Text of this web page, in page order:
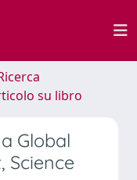
su libro
Global
Science